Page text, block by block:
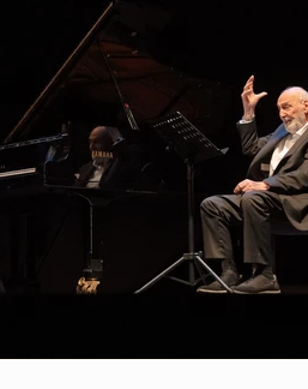
Exposición Market